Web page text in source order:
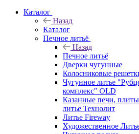
Каталог
Назад
Каталог
Печное литьё
Назад
Печное литьё
Дверки чугунные
Колосниковые
Чугунное литье
комплекс" OLD
Казанные печи,
литье Технолит
Литье Fireway
Художественное